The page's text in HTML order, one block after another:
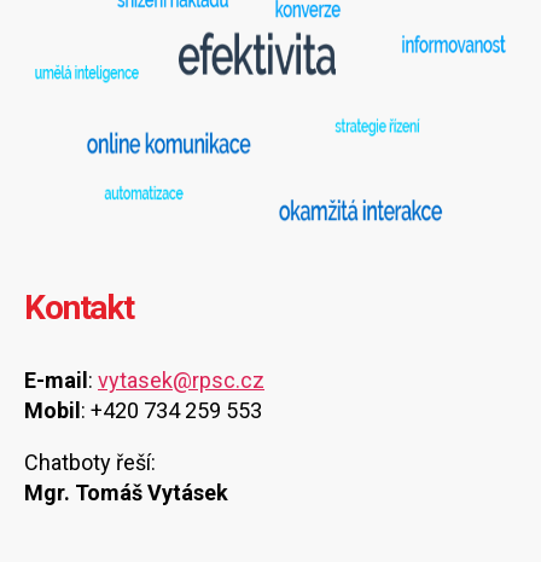
Kontakt
E-mail : vytasek@rpsc.cz
Mobil : +420 734 259 553
Chatboty řeší:
Mgr. Tomáš Vytásek